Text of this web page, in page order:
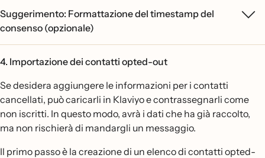
Suggerimento: Formattazione del timestamp del
consenso (opzionale)
4. Importazione dei contatti opted-out
Se desidera aggiungere le informazioni per i contatti
cancellati, può caricarli in Klaviyo e contrassegnarli come
non iscritti. In questo modo, avrà i dati che ha già raccolto,
ma non rischierà di mandargli un messaggio.
Il primo passo è la creazione di un elenco di contatti opted-